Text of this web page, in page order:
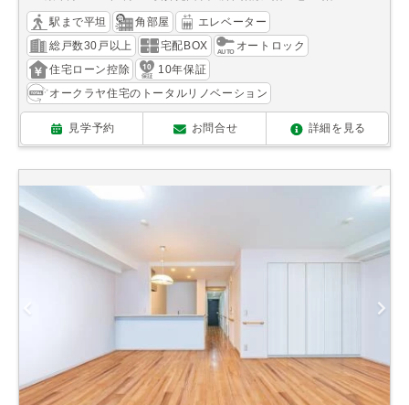
駅まで平坦 角部屋
エレベーター
総戸数30戸以上
宅配BOX
オートロック
住宅ローン控除
10年保証
オークラヤ住宅のトータルリノベーション
見学予約 お問合せ 詳細を見る